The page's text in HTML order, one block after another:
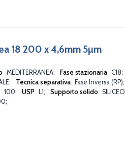
18 200 x 4,6mm 5µm
MEDITERRANEA Fase stazionaria C18
Tecnica separativa
Fase Inversa (RP)
100 USP L1 Supporto solido SILICEO